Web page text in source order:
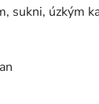
sukni, úzkým